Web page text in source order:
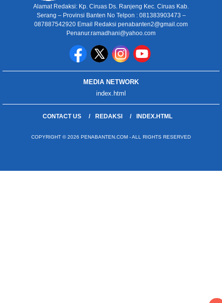
Alamat Redaksi: Kp. Ciruas Ds. Ranjeng Kec. Ciruas Kab.
Serang – Provinsi Banten No Telpon : 081383903473 –
087887542920 Email Redaksi penabanten2@gmail.com
Penanur.ramadhani@yahoo.com
MEDIA NETWORK
index.html
CONTACT US REDAKSI INDEX.HTML
COPYRIGHT © 2026 PENABANTEN.COM - ALL RIGHTS RESERVED